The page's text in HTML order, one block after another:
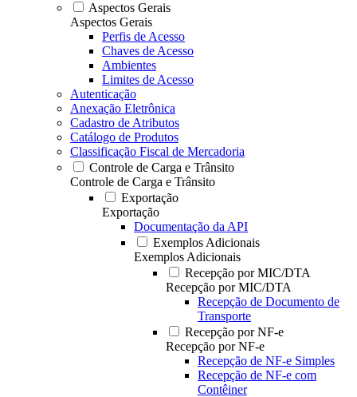
Aspectos Gerais
Aspectos Gerais
Perfis de Acesso
Chaves de Acesso
Ambientes
Limites de Acesso
Autenticação
Anexação Eletrônica
Cadastro de Atributos
Catálogo de Produtos
Classificação Fiscal de Mercadoria
Controle de Carga e Trânsito
Controle de Carga e Trânsito
Exportação
Exportação
Documentação da API
Exemplos Adicionais
Exemplos Adicionais
Recepção por MIC/DTA
Recepção por MIC/DTA
Recepção de Documento de
Transporte
Recepção por NF-e
Recepção por NF-e
Recepção de NF-e Simples
Recepção de NF-e com
Contêiner